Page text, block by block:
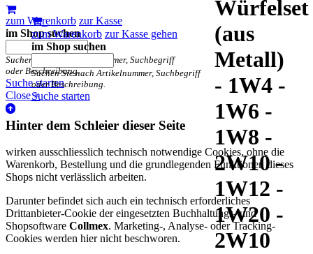
zum Warenkorb zur Kasse gehen
im Shop suchen
Suchen Sie nach Artikelnummer, Suchbegriff
oder Beschreibung.
Suche starten
zum Warenkorb zur Kasse
im Shop suchen
Suchen Sie nach Artikelnummer, Suchbegriff
oder Beschreibung.
Suche starten
Close ×
Würfelset
(aus
Metall)
- 1W4 -
1W6 -
1W8 -
2W10 -
1W12 -
1W20 -
2W10
Hinter dem Schleier dieser Seite
wirken ausschliesslich technisch notwendige Cookies, ohne die
Warenkorb, Bestellung und die grundlegenden Funktionen dieses
Shops nicht verlässlich arbeiten.
Darunter befindet sich auch ein technisch erforderliches
Drittanbieter-Cookie der eingesetzten Buchhaltungs- und
Shopsoftware Collmex. Marketing-, Analyse- oder Tracking-
Cookies werden hier nicht beschworen.